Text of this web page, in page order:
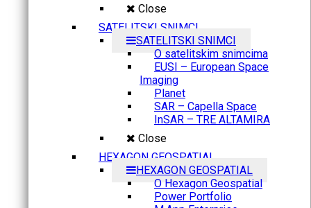
Close
SATELITSKI SNIMCI
SATELITSKI SNIMCI
O satelitskim snimcima
EUSI – European Space
Imaging
Planet
SAR – Capella Space
InSAR – TRE ALTAMIRA
Close
HEXAGON GEOSPATIAL
HEXAGON GEOSPATIAL
O Hexagon Geospatial
Power Portfolio